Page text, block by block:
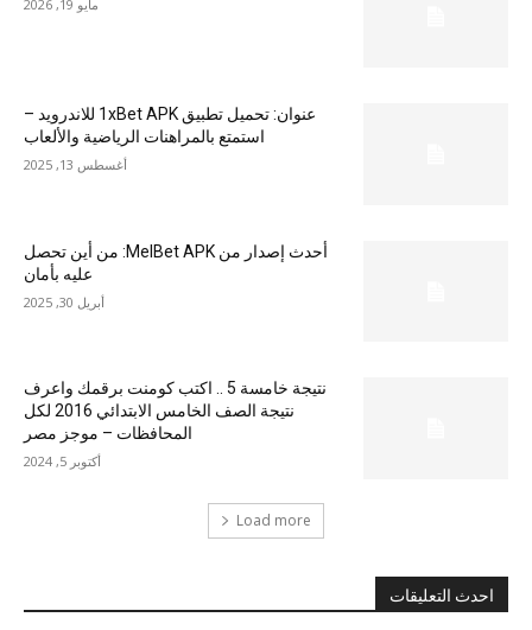
مايو 19, 2026
عنوان: تحميل تطبيق 1xBet APK للاندرويد –
استمتع بالمراهنات الرياضية والألعاب
أغسطس 13, 2025
أحدث إصدار من MelBet APK: من أين تحصل
عليه بأمان
أبريل 30, 2025
نتيجة خامسة 5 .. اكتب كومنت برقمك واعرف
نتيجة الصف الخامس الابتدائي 2016 لكل
المحافظات – موجز مصر
أكتوبر 5, 2024
Load more
احدث التعليقات